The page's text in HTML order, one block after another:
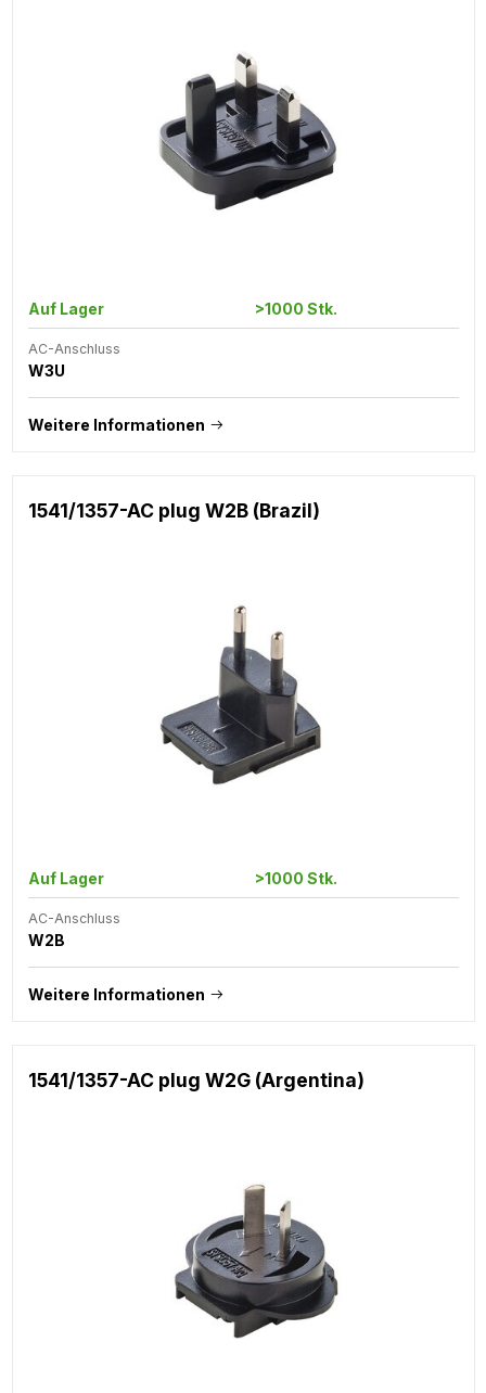
Auf Lager >1000 Stk.
AC-Anschluss
W3U
Weitere Informationen
1541/1357-AC plug W2B (Brazil)
Auf Lager >1000 Stk.
AC-Anschluss
W2B
Weitere Informationen
1541/1357-AC plug W2G (Argentina)